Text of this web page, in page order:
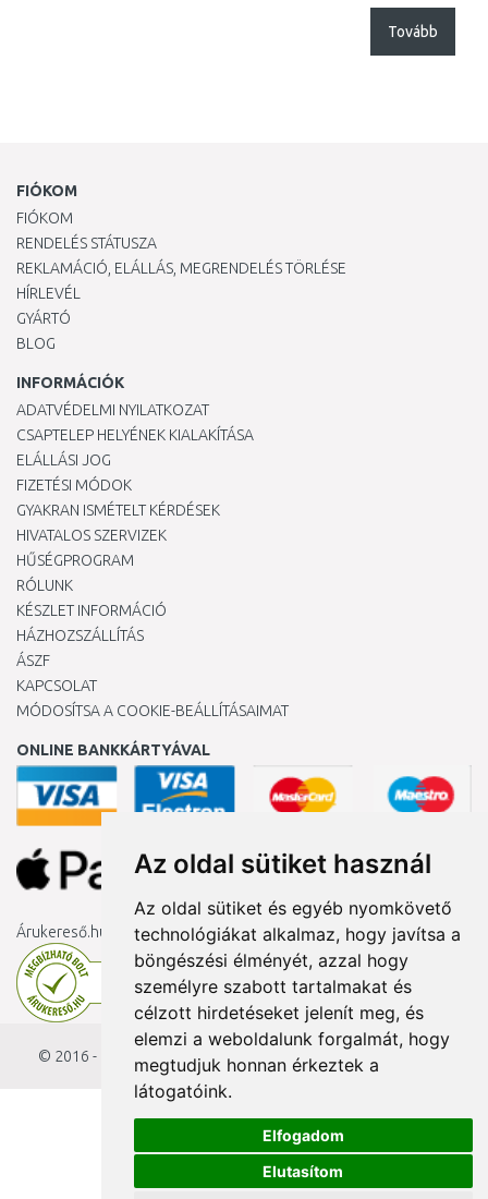
Az oldal sütiket használ
Az oldal sütiket és egyéb nyomkövető
technológiákat alkalmaz, hogy javítsa a
böngészési élményét, azzal hogy
személyre szabott tartalmakat és
célzott hirdetéseket jelenít meg, és
elemzi a weboldalunk forgalmát, hogy
megtudjuk honnan érkeztek a
látogatóink.
Elfogadom
Elutasítom
Tovább
FIÓKOM
FIÓKOM
RENDELÉS STÁTUSZA
REKLAMÁCIÓ, ELÁLLÁS, MEGRENDELÉS TÖRLÉSE
HÍRLEVÉL
GYÁRTÓ
BLOG
INFORMÁCIÓK
ADATVÉDELMI NYILATKOZAT
CSAPTELEP HELYÉNEK KIALAKÍTÁSA
ELÁLLÁSI JOG
FIZETÉSI MÓDOK
GYAKRAN ISMÉTELT KÉRDÉSEK
HIVATALOS SZERVIZEK
HŰSÉGPROGRAM
RÓLUNK
KÉSZLET INFORMÁCIÓ
HÁZHOZSZÁLLÍTÁS
ÁSZF
KAPCSOLAT
MÓDOSÍTSA A COOKIE-BEÁLLÍTÁSAIMAT
ONLINE BANKKÁRTYÁVAL
Árukereső.hu
© 2016 - 2026 KAMODY.hu